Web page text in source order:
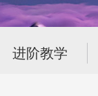
进阶教学